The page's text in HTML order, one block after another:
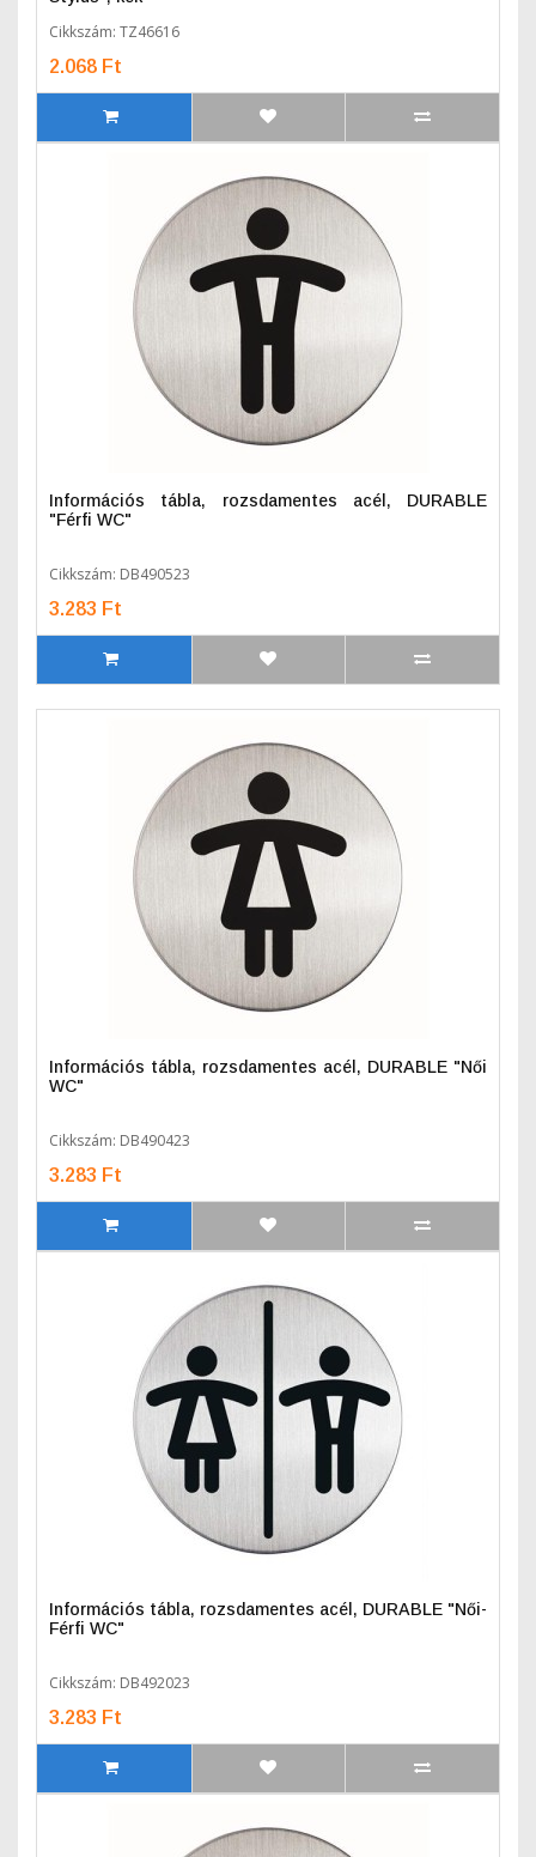
Cikkszám: TZ46616
2.068 Ft
Információs tábla, rozsdamentes acél, DURABLE
"Férfi WC"
Cikkszám: DB490523
3.283 Ft
Információs tábla, rozsdamentes acél, DURABLE "Női
WC"
Cikkszám: DB490423
3.283 Ft
Információs tábla, rozsdamentes acél, DURABLE "Női-
Férfi WC"
Cikkszám: DB492023
3.283 Ft